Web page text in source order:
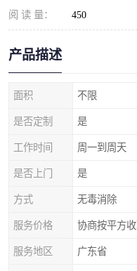
阅 读 量： 450
产品描述
面积 不限
是否定制 是
工作时间 周一到周天
是否上门 是
方式 无毒消除
服务价格 协商按平方
服务地区 广东省